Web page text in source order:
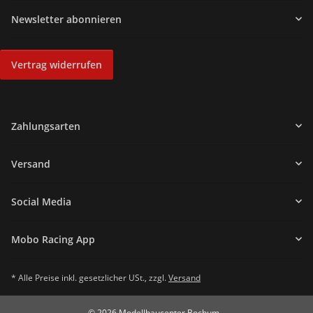
Newsletter abonnieren
Vertrag widerrufen
Zahlungsarten
Versand
Social Media
Mobo Racing App
* Alle Preise inkl. gesetzlicher USt., zzgl.Versand